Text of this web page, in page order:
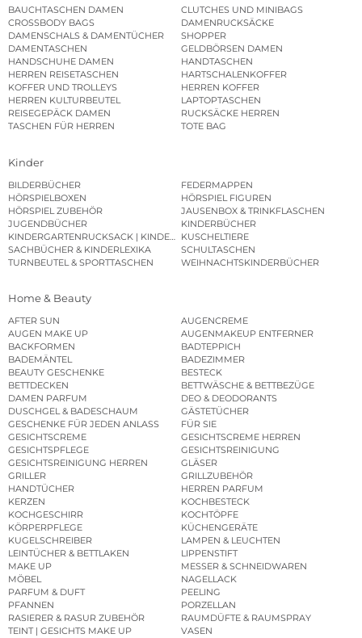
BAUCHTASCHEN DAMEN
CLUTCHES UND MINIBAGS
CROSSBODY BAGS
DAMENRUCKSÄCKE
DAMENSCHALS & DAMENTÜCHER
SHOPPER
DAMENTASCHEN
GELDBÖRSEN DAMEN
HANDSCHUHE DAMEN
HANDTASCHEN
HERREN REISETASCHEN
HARTSCHALENKOFFER
KOFFER UND TROLLEYS
HERREN KOFFER
HERREN KULTURBEUTEL
LAPTOPTASCHEN
REISEGEPÄCK DAMEN
RUCKSÄCKE HERREN
TASCHEN FÜR HERREN
TOTE BAG
Kinder
BILDERBÜCHER
FEDERMAPPEN
HÖRSPIELBOXEN
HÖRSPIEL FIGUREN
HÖRSPIEL ZUBEHÖR
JAUSENBOX & TRINKFLASCHEN
JUGENDBÜCHER
KINDERBÜCHER
KINDERGARTENRUCKSACK | KINDERGARTENBEUTEL
KUSCHELTIERE
SACHBÜCHER & KINDERLEXIKA
SCHULTASCHEN
TURNBEUTEL & SPORTTASCHEN
WEIHNACHTSKINDERBÜCHER
Home & Beauty
AFTER SUN
AUGENCREME
AUGEN MAKE UP
AUGENMAKEUP ENTFERNER
BACKFORMEN
BADTEPPICH
BADEMÄNTEL
BADEZIMMER
BEAUTY GESCHENKE
BESTECK
BETTDECKEN
BETTWÄSCHE & BETTBEZÜGE
DAMEN PARFUM
DEO & DEODORANTS
DUSCHGEL & BADESCHAUM
GÄSTETÜCHER
GESCHENKE FÜR JEDEN ANLASS
FÜR SIE
GESICHTSCREME
GESICHTSCREME HERREN
GESICHTSPFLEGE
GESICHTSREINIGUNG
GESICHTSREINIGUNG HERREN
GLÄSER
GRILLER
GRILLZUBEHÖR
HANDTÜCHER
HERREN PARFUM
KERZEN
KOCHBESTECK
KOCHGESCHIRR
KOCHTÖPFE
KÖRPERPFLEGE
KÜCHENGERÄTE
KUGELSCHREIBER
LAMPEN & LEUCHTEN
LEINTÜCHER & BETTLAKEN
LIPPENSTIFT
MAKE UP
MESSER & SCHNEIDWAREN
MÖBEL
NAGELLACK
PARFUM & DUFT
PEELING
PFANNEN
PORZELLAN
RASIERER & RASUR ZUBEHÖR
RAUMDÜFTE & RAUMSPRAY
TEINT | GESICHTS MAKE UP
VASEN